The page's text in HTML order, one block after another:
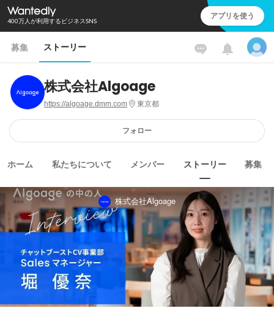
400万人が利用するビジネスSNS アプリを使う
募集 ストーリー
株式会社Algoage
https://algoage.dmm.com 東京都
フォロー
ホーム 私たちについて メンバー ストーリー 募集
株式会社Algoage